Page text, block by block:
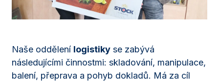
Naše oddělení logistiky se zabývá
následujícími činnostmi: skladování, manipulace,
balení, přeprava a pohyb dokladů. Má za cíl